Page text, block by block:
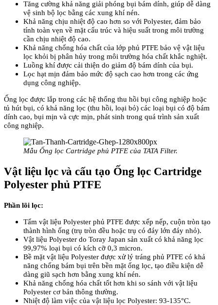
Tăng cường khả năng giải phóng bụi bám dính, giúp dễ dàng
vệ sinh bộ lọc bằng các xung khí nén.
Khả năng chịu nhiệt độ cao hơn so với Polyester, đảm bảo
tính toàn vẹn về mặt cấu trúc và hiệu suất trong môi trường
cần chịu nhiệt độ cao.
Khả năng chống hóa chất của lớp phủ PTFE bảo vệ vật liệu
lọc khỏi bị phân hủy trong môi trường hóa chất khắc nghiệt.
Luồng khí được cải thiện do giảm độ bám dính của bụi.
Lọc hạt mịn đảm bảo mức độ sạch cao hơn trong các ứng
dụng công nghiệp.
Ống lọc được lắp trong các hệ thống thu hồi bụi công nghiệp hoặc
tủ hút bụi, có khả năng lọc (thu hồi, loại bỏ) các loại bụi có độ bám
dính cao, bụi mịn và cực mịn, phát sinh trong quá trình sản xuất
công nghiệp.
Mẫu Ống lọc Cartridge phủ PTFE của TATA Filter.
Vật liệu lọc và cấu tạo Ống lọc Cartridge
Polyester phủ PTFE
Phần lõi lọc:
Tấm vật liệu Polyester phủ PTFE được xếp nếp, cuộn tròn tạo
thành hình ống (trụ tròn đều hoặc trụ có đáy lớn đáy nhỏ).
Vật liệu Polyester do Toray Japan sản xuất có khả năng lọc
99,97% loại bụi có kích cỡ 0,3 micron.
Bề mặt vật liệu Polyester được xử lý tráng phủ PTFE có khả
năng chống bám bụi trên bền mặt ống lọc, tạo điều kiện dễ
dàng giũ sạch hơn bằng xung khí nén.
Khả năng chống hóa chất tốt hơn khi so sánh với vật liệu
Polyester cơ bản thông thường.
Nhiệt độ làm việc của vật liệu lọc Polyester: 93-135°C.